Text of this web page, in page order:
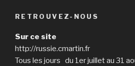
RETROUVEZ-NOUS
Sur ce site
http://russie.cmartin.fr
Tous les jours du 1er juillet au 31